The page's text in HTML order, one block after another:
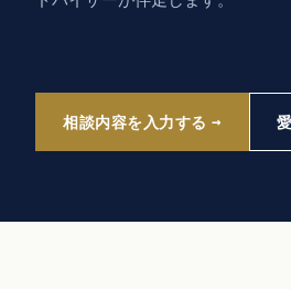
相談内容を入力する